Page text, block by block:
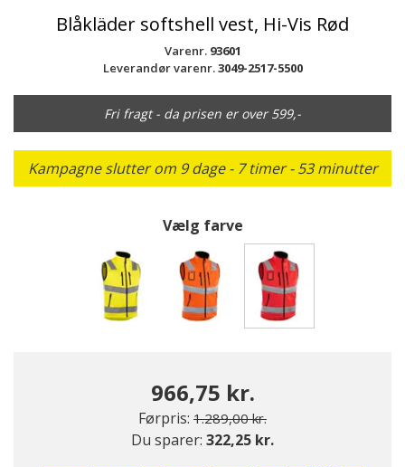
Blåkläder softshell vest, Hi-Vis Rød
Varenr. 93601
Leverandør varenr.3049-2517-5500
Fri fragt - da prisen er over 599,-
Kampagne slutter om 9 dage - 7 timer - 53 minutter
Vælg farve
966,75 kr.
Førpris: Pris nedsat fra
1.289,00 kr.til
Du sparer: 322,25 kr.